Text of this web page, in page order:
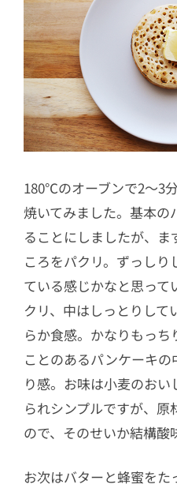
180℃のオーブンで2〜3
焼いてみました。基本の
ることにしましたが、
ころをパクリ。ずっしり
ている感じかなと思って
クリ、中はしっとりして
らか食感。かなりもっ
ことのあるパンケーキ
り感。お味は小麦のお
られシンプルですが、
ので、そのせいか結構酸
お次はバターと蜂蜜を